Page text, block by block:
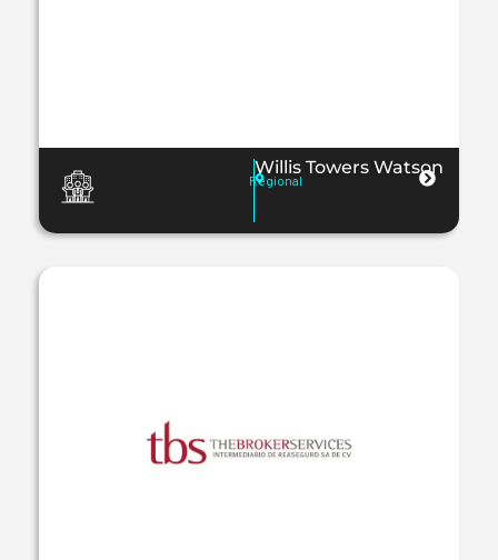
Willis Towers Watson
Regional